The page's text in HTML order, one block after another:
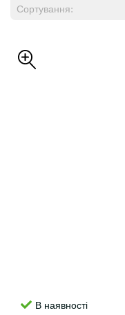
Сортування:
В наявності